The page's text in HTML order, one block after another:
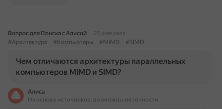
Вопрос для Поиска с Алисой
28 февраля
#Архитектура
#Компьютеры #MIMD #SIMD
Чем отличаются архитектуры параллельных
компьютеров MIMD и SIMD?
Алиса
На основе источников, возможны неточности